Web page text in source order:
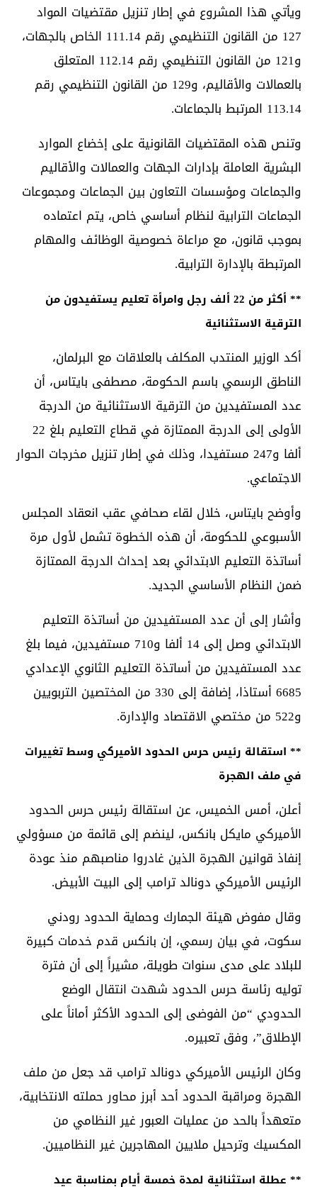
ويأتي هذا المشروع في إطار تنزيل مقتضيات المواد
127 من القانون التنظيمي رقم 111.14 الخاص بالجهات،
و121 من القانون التنظيمي رقم 112.14 المتعلق
بالعمالات والأقاليم، و129 من القانون التنظيمي رقم
113.14 المرتبط بالجماعات.
وتنص هذه المقتضيات القانونية على إخضاع الموارد
البشرية العاملة بإدارات الجهات والعمالات والأقاليم
والجماعات ومؤسسات التعاون بين الجماعات ومجموعات
الجماعات الترابية لنظام أساسي خاص، يتم اعتماده
بموجب قانون، مع مراعاة خصوصية الوظائف والمهام
المرتبطة بالإدارة الترابية.
** أكثر من 22 ألف رجل وامرأة تعليم يستفيدون من
الترقية الاستثنائية
أكد الوزير المنتدب المكلف بالعلاقات مع البرلمان،
الناطق الرسمي باسم الحكومة، مصطفى بايتاس، أن
عدد المستفيدين من الترقية الاستثنائية من الدرجة
الأولى إلى الدرجة الممتازة في قطاع التعليم بلغ 22
ألفا و247 مستفيدا، وذلك في إطار تنزيل مخرجات الحوار
الاجتماعي.
وأوضح بايتاس، خلال لقاء صحافي عقب انعقاد المجلس
الأسبوعي للحكومة، أن هذه الخطوة تشمل لأول مرة
أساتذة التعليم الابتدائي بعد إحداث الدرجة الممتازة
ضمن النظام الأساسي الجديد.
وأشار إلى أن عدد المستفيدين من أساتذة التعليم
الابتدائي وصل إلى 14 ألفا و710 مستفيدين، فيما بلغ
عدد المستفيدين من أساتذة التعليم الثانوي الإعدادي
6685 أستاذا، إضافة إلى 330 من المختصين التربويين
و522 من مختصي الاقتصاد والإدارة.
** استقالة رئيس حرس الحدود الأميركي وسط تغييرات
في ملف الهجرة
أعلن، أمس الخميس، عن استقالة رئيس حرس الحدود
الأميركي مايكل بانكس، لينضم إلى قائمة من مسؤولي
إنفاذ قوانين الهجرة الذين غادروا مناصبهم منذ عودة
الرئيس الأميركي دونالد ترامب إلى البيت الأبيض.
وقال مفوض هيئة الجمارك وحماية الحدود رودني
سكوت، في بيان رسمي، إن بانكس قدم خدمات كبيرة
للبلاد على مدى سنوات طويلة، مشيراً إلى أن فترة
توليه رئاسة حرس الحدود شهدت انتقال الوضع
الحدودي “من الفوضى إلى الحدود الأكثر أماناً على
الإطلاق”، وفق تعبيره.
وكان الرئيس الأميركي دونالد ترامب قد جعل من ملف
الهجرة ومراقبة الحدود أحد أبرز محاور حملته الانتخابية،
متعهداً بالحد من عمليات العبور غير النظامي من
المكسيك وترحيل ملايين المهاجرين غير النظاميين.
** عطلة استثنائية لمدة خمسة أيام بمناسبة عيد